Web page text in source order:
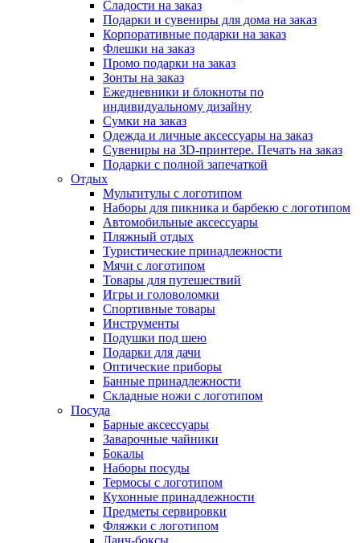
Сладости на заказ
Подарки и сувениры для дома на заказ
Корпоративные подарки на заказ
Флешки на заказ
Промо подарки на заказ
Зонты на заказ
Ежедневники и блокноты по
индивидуальному дизайну
Сумки на заказ
Одежда и личные аксессуары на заказ
Сувениры на 3D-принтере. Печать на заказ
Подарки с полной запечаткой
Отдых
Мультитулы с логотипом
Наборы для пикника и барбекю с логотипом
Автомобильные аксессуары
Пляжный отдых
Туристические принадлежности
Мячи с логотипом
Товары для путешествий
Игры и головоломки
Спортивные товары
Инструменты
Подушки под шею
Подарки для дачи
Оптические приборы
Банные принадлежности
Складные ножи с логотипом
Посуда
Барные аксессуары
Заварочные чайники
Бокалы
Наборы посуды
Термосы с логотипом
Кухонные принадлежности
Предметы сервировки
Фляжки с логотипом
Ланч-боксы